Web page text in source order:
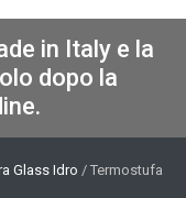
in Italy e la
dopo la
Glass Idro / Termostufa